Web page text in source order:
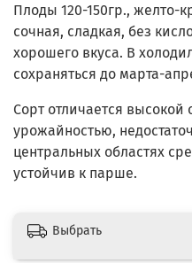
Плоды 120-150гр., желто-
сочная, сладкая, без
хорошего вкуса. В
сохраняться до марта-
Сорт отличается
урожайностью,
центральных областях
устойчив к парше.
Выбрать